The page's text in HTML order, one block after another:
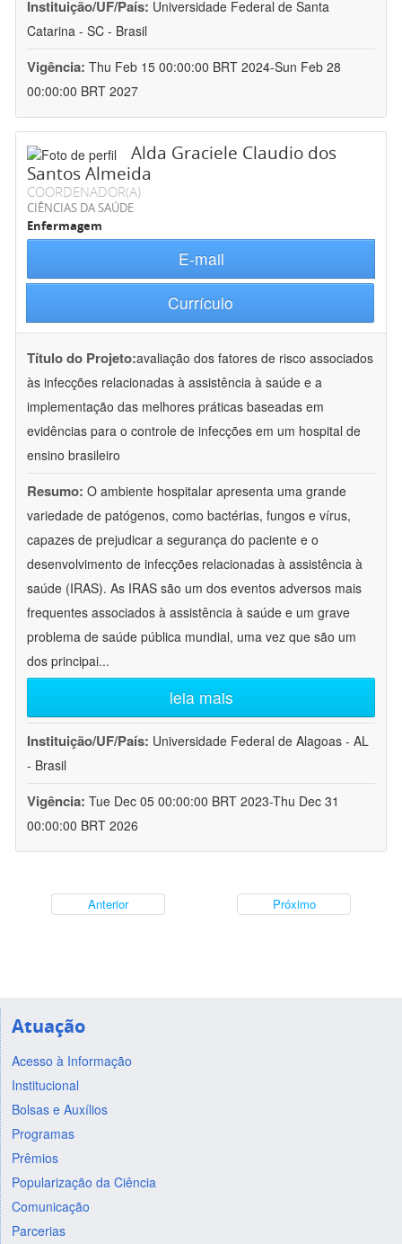
Instituição/UF/País: Universidade Federal de Santa
Catarina - SC - Brasil
Vigência: Thu Feb 15 00:00:00 BRT 2024-Sun Feb 28
00:00:00 BRT 2027
Alda Graciele Claudio dos
Santos Almeida
COORDENADOR(A)
CIÊNCIAS DA SAÚDE
Enfermagem
E-mail
Currículo
Título do Projeto:avaliação dos fatores de risco associados
às infecções relacionadas à assistência à saúde e a
implementação das melhores práticas baseadas em
evidências para o controle de infecções em um hospital de
ensino brasileiro
Resumo: O ambiente hospitalar apresenta uma grande
variedade de patógenos, como bactérias, fungos e vírus,
capazes de prejudicar a segurança do paciente e o
desenvolvimento de infecções relacionadas à assistência à
saúde (IRAS). As IRAS são um dos eventos adversos mais
frequentes associados à assistência à saúde e um grave
problema de saúde pública mundial, uma vez que são um
dos principai...
leia mais
Instituição/UF/País: Universidade Federal de Alagoas - AL
- Brasil
Vigência: Tue Dec 05 00:00:00 BRT 2023-Thu Dec 31
00:00:00 BRT 2026
Anterior Próximo
Atuação
Acesso à Informação
Institucional
Bolsas e Auxílios
Programas
Prêmios
Popularização da Ciência
Comunicação
Parcerias